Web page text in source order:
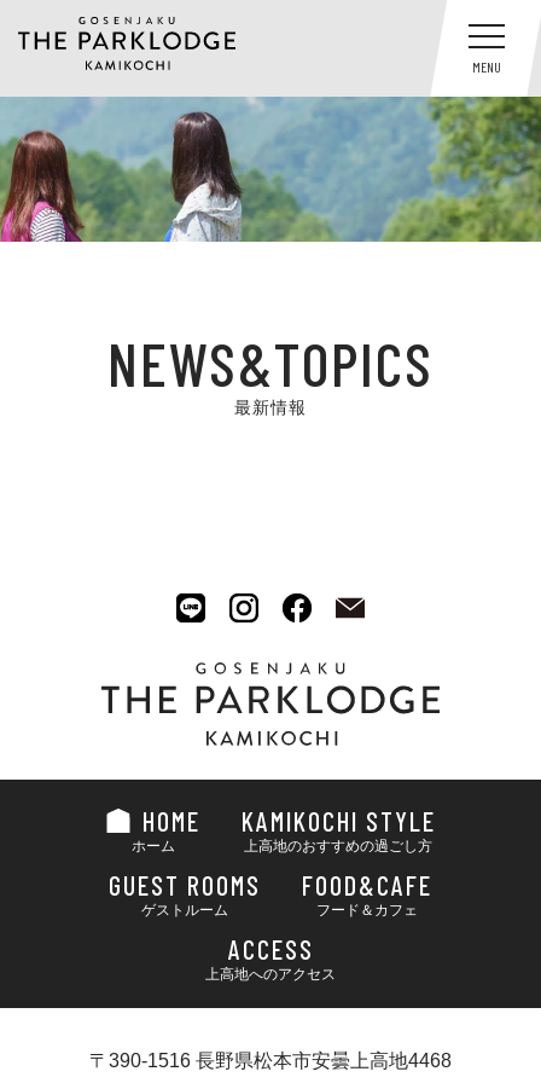
MENU
NEWS&TOPICS
最新情報
HOME
ホーム
KAMIKOCHI STYLE
上高地のおすすめの過ごし方
GUEST ROOMS
ゲストルーム
FOOD&CAFE
フード＆カフェ
ACCESS
上高地へのアクセス
〒390-1516 長野県松本市安曇上高地4468